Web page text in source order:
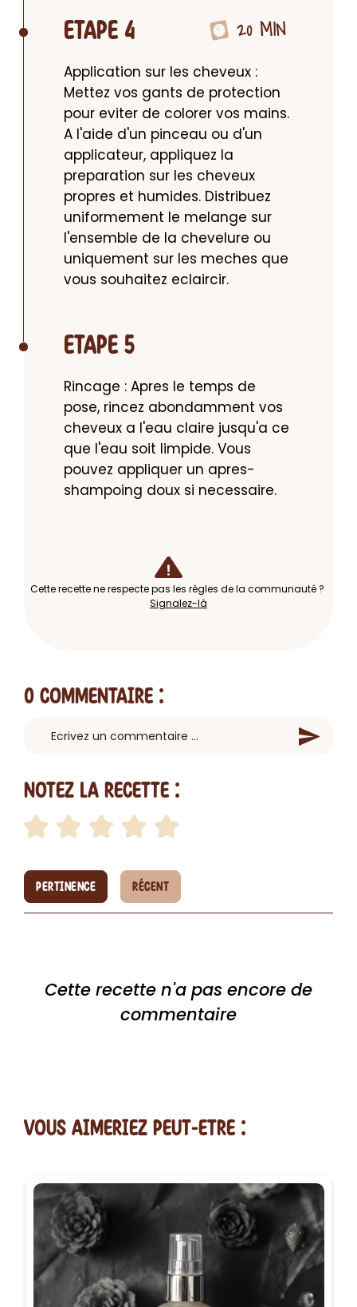
ETAPE 4 20 MIN
Application sur les cheveux :
Mettez vos gants de protection
pour eviter de colorer vos mains.
A l'aide d'un pinceau ou d'un
applicateur, appliquez la
preparation sur les cheveux
propres et humides. Distribuez
uniformement le melange sur
l'ensemble de la chevelure ou
uniquement sur les meches que
vous souhaitez eclaircir.
ETAPE 5
Rincage : Apres le temps de
pose, rincez abondamment vos
cheveux a l'eau claire jusqu'a ce
que l'eau soit limpide. Vous
pouvez appliquer un apres-
shampoing doux si necessaire.
Cette recette ne respecte pas les règles de la communauté ?
Signalez-là
0 Commentaire :
Notez la recette :
PERTINENCE RÉCENT
Cette recette n'a pas encore de
commentaire
vous AIMERiEZ PEUT-ETRE :